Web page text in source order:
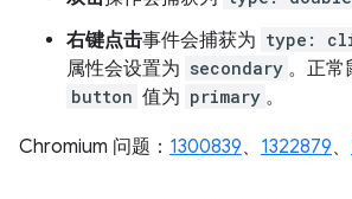
右键点击事件会捕获为 type:
属性会设置为 secondary 。正常
button 值为 primary 。
Chromium 问题： 1300839、 1322879、